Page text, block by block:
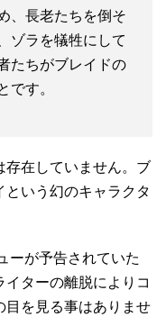
、長老たちを倒そ
ゾラを犠牲にして
たちがブレイドの
です。
在していません。ブ
という幻のキャラクタ
ーが予告されていた
ターの離脱によりコ
目を見る事はありませ